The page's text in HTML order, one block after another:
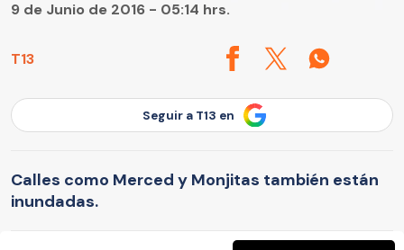
T13
9 de Junio de 2016 - 05:14 hrs.
Seguir a T13 en
Calles como Merced y Monjitas también están
inundadas.